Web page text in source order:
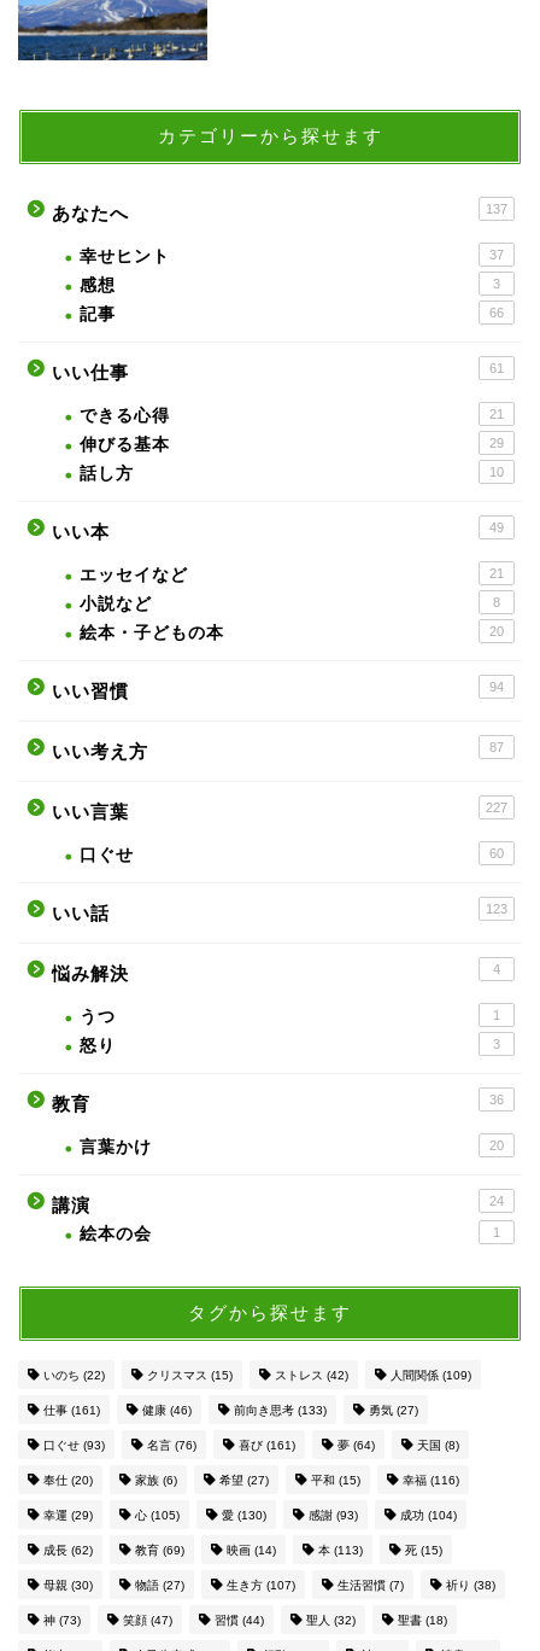
カテゴリーから探せます
あなたへ 137
幸せヒント 37
感想 3
記事 66
いい仕事 61
できる心得 21
伸びる基本 29
話し方 10
いい本 49
エッセイなど 21
小説など 8
絵本・子どもの本 20
いい習慣 94
いい考え方 87
いい言葉 227
口ぐせ 60
いい話 123
悩み解決 4
うつ 1
怒り 3
教育 36
言葉かけ 20
講演 24
絵本の会 1
タグから探せます
いのち (22) クリスマス (15) ストレス (42) 人間関係 (109)
仕事 (161) 健康 (46) 前向き思考 (133) 勇気 (27)
口ぐせ (93) 名言 (76) 喜び (161) 夢 (64) 天国 (8)
奉仕 (20) 家族 (6) 希望 (27) 平和 (15) 幸福 (116)
幸運 (29) 心 (105) 愛 (130) 感謝 (93) 成功 (104)
成長 (62) 教育 (69) 映画 (14) 本 (113) 死 (15)
母親 (30) 物語 (27) 生き方 (107) 生活習慣 (7) 祈り (38)
神 (73) 笑顔 (47) 習慣 (44) 聖人 (32) 聖書 (18)